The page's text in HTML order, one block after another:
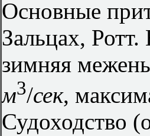
Основные
Зальцах,
зимняя
м3/сек,
Судоходство